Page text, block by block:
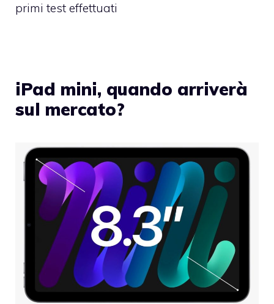
primi test effettuati
iPad mini, quando arriverà
sul mercato?